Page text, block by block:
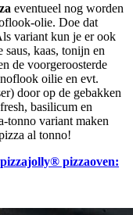
eventueel nog worden
olie. Doe dat
variant kun je er ook
saus, kaas, tonijn en
de voorgeroosterde
oilie en evt.
door op de gebakken
basilicum en
tonno variant maken
al tonno!
pizzaoven: